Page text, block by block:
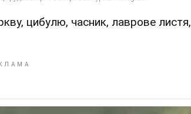
цибулю, часник, лаврове листя,